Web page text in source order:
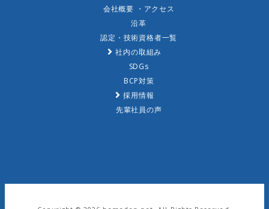
会社概要 ・アクセス
沿革
認定・技術資格者一覧
社内の取組み
SDGs
BCP対策
採用情報
先輩社員の声